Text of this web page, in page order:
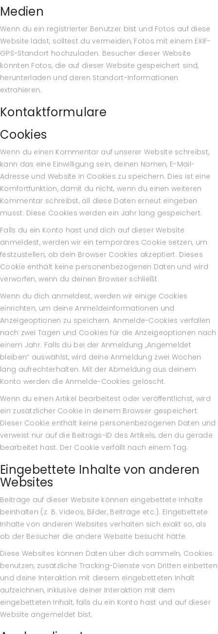
Medien
Wenn du ein registrierter Benutzer bist und Fotos auf diese
Website lädst, solltest du vermeiden, Fotos mit einem EXIF-
GPS-Standort hochzuladen. Besucher dieser Website
könnten Fotos, die auf dieser Website gespeichert sind,
herunterladen und deren Standort-Informationen
extrahieren.
Kontaktformulare
Cookies
Wenn du einen Kommentar auf unserer Website schreibst,
kann das eine Einwilligung sein, deinen Namen, E-Mail-
Adresse und Website in Cookies zu speichern. Dies ist eine
Komfortfunktion, damit du nicht, wenn du einen weiteren
Kommentar schreibst, all diese Daten erneut eingeben
musst. Diese Cookies werden ein Jahr lang gespeichert.
Falls du ein Konto hast und dich auf dieser Website
anmeldest, werden wir ein temporäres Cookie setzen, um
festzustellen, ob dein Browser Cookies akzeptiert. Dieses
Cookie enthält keine personenbezogenen Daten und wird
verworfen, wenn du deinen Browser schließt.
Wenn du dich anmeldest, werden wir einige Cookies
einrichten, um deine Anmeldeinformationen und
Anzeigeoptionen zu speichern. Anmelde-Cookies verfallen
nach zwei Tagen und Cookies für die Anzeigeoptionen nach
einem Jahr. Falls du bei der Anmeldung „Angemeldet
bleiben“ auswählst, wird deine Anmeldung zwei Wochen
lang aufrechterhalten. Mit der Abmeldung aus deinem
Konto werden die Anmelde-Cookies gelöscht.
Wenn du einen Artikel bearbeitest oder veröffentlichst, wird
ein zusätzlicher Cookie in deinem Browser gespeichert.
Dieser Cookie enthält keine personenbezogenen Daten und
verweist nur auf die Beitrags-ID des Artikels, den du gerade
bearbeitet hast. Der Cookie verfällt nach einem Tag.
Eingebettete Inhalte von anderen
Websites
Beiträge auf dieser Website können eingebettete Inhalte
beinhalten (z. B. Videos, Bilder, Beiträge etc.). Eingebettete
Inhalte von anderen Websites verhalten sich exakt so, als
ob der Besucher die andere Website besucht hätte.
Diese Websites können Daten über dich sammeln, Cookies
benutzen, zusätzliche Tracking-Dienste von Dritten einbetten
und deine Interaktion mit diesem eingebetteten Inhalt
aufzeichnen, inklusive deiner Interaktion mit dem
eingebetteten Inhalt, falls du ein Konto hast und auf dieser
Website angemeldet bist.